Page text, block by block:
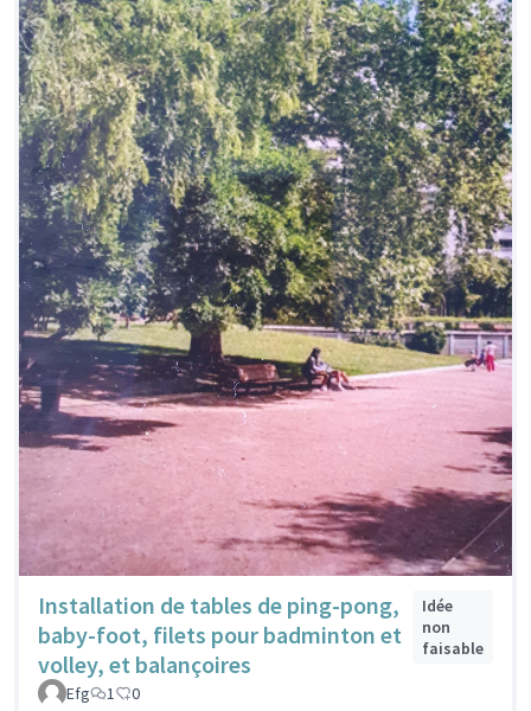
Installation de tables de ping-pong,
baby-foot, filets pour badminton et
volley, et balançoires
Idée
non
faisable
Efg 1 0